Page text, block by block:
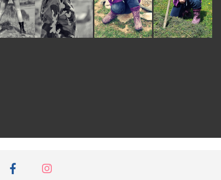
Suzanne1 pred 17
rokmi
ach, tohoto psíka